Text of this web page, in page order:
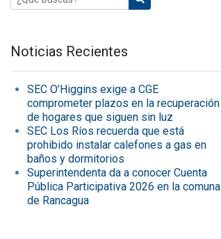
Noticias Recientes
SEC O’Higgins exige a CGE
comprometer plazos en la recuperación
de hogares que siguen sin luz
SEC Los Ríos recuerda que está
prohibido instalar calefones a gas en
baños y dormitorios
Superintendenta da a conocer Cuenta
Pública Participativa 2026 en la comuna
de Rancagua